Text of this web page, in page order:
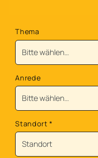
Thema
Anrede
Standort*